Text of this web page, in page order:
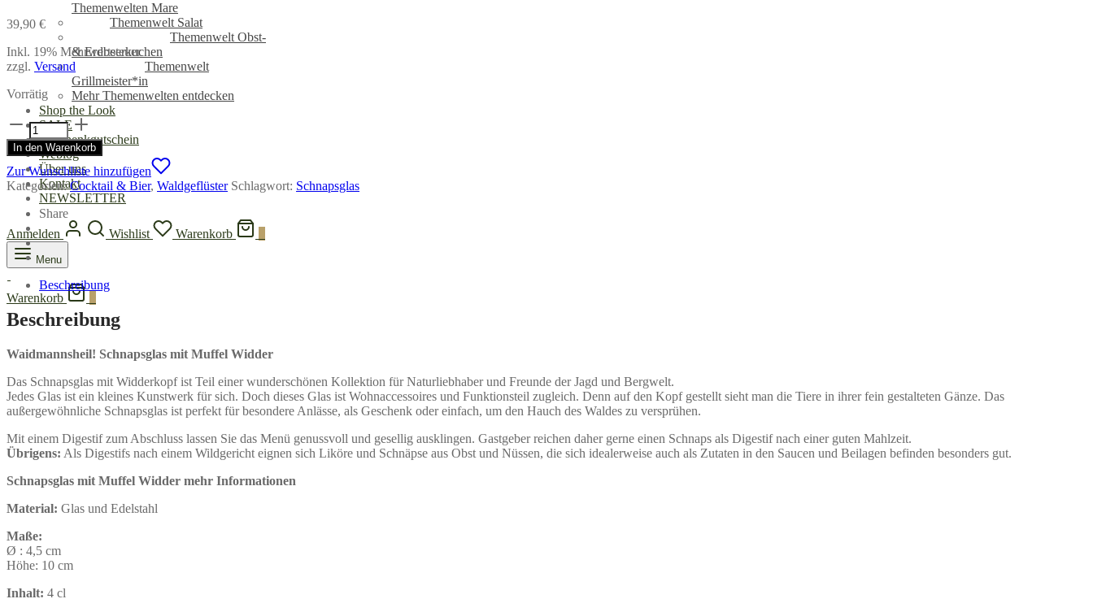
Themenwelten Mare
Themenwelt Salat
Themenwelt Obst-
& Erdbeerkuchen
Themenwelt
Grillmeister*in
Mehr Themenwelten entdecken
Shop the Look
SALE
Geschenkgutschein
Weblog
Über uns
Kontakt
NEWSLETTER
Anmelden Wishlist Warenkorb
Menu
Warenkorb
39,90 €
Inkl. 19% Mehrwertsteuer
zzgl. Versand
Vorrätig
Schnapsglas
mit
Muffel
Widder
Menge
In den Warenkorb
Zur Wunschliste hinzufügen
Kategorien:Cocktail & Bier, Waldgeflüster Schlagwort: Schnapsglas
Share
Beschreibung
Beschreibung
Waidmannsheil! Schnapsglas mit Muffel Widder
Das Schnapsglas mit Widderkopf ist Teil einer wunderschönen Kollektion für Naturliebhaber und Freunde der Jagd und Bergwelt.
Jedes Glas ist ein kleines Kunstwerk für sich. Doch dieses Glas ist Wohnaccessoires und Funktionsteil zugleich. Denn auf den Kopf gestellt sieht man die Tiere in ihrer fein gestalteten Gänze. Das
außergewöhnliche Schnapsglas ist perfekt für besondere Anlässe, als Geschenk oder einfach, um den Hauch des Waldes zu versprühen.
Mit einem Digestif zum Abschluss lassen Sie das Menü genussvoll und gesellig ausklingen. Gastgeber reichen daher gerne einen Schnaps als Digestif nach einer guten Mahlzeit.
Übrigens: Als Digestifs nach einem Wildgericht eignen sich Liköre und Schnäpse aus Obst und Nüssen, die sich idealerweise auch als Zutaten in den Saucen und Beilagen befinden besonders gut.
Schnapsglas mit Muffel Widder mehr Informationen
Material: Glas und Edelstahl
Maße:
Ø : 4,5 cm
Höhe: 10 cm
Inhalt: 4 cl